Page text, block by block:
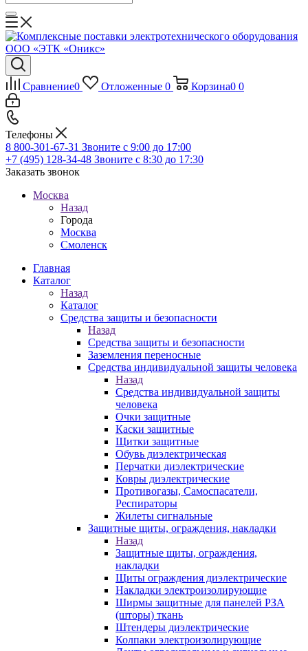
Сравнение0 Отложенные 0 Корзина0 0
Телефоны
8 800-301-67-31 Звоните с 9:00 до 17:00
+7 (495) 128-34-48 Звоните с 8:30 до 17:30
Заказать звонок
Москва
Назад
Города
Москва
Смоленск
Главная
Каталог
Назад
Каталог
Средства защиты и безопасности
Назад
Средства защиты и безопасности
Заземления переносные
Средства индивидуальной защиты человека
Назад
Средства индивидуальной защиты
человека
Очки защитные
Каски защитные
Щитки защитные
Обувь диэлектрическая
Перчатки диэлектрические
Ковры диэлектрические
Противогазы, Самоспасатели,
Респираторы
Жилеты сигнальные
Защитные щиты, ограждения, накладки
Назад
Защитные щиты, ограждения,
накладки
Щиты ограждения диэлектрические
Накладки электроизолирующие
Ширмы защитные для панелей РЗА
(шторы) ткань
Штендеры диэлектрические
Колпаки электроизолирующие